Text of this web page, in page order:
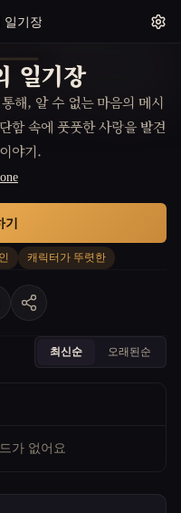
일기장
일기장
해, 알 수 없는 마음의 메시
함 속에 풋풋한 사랑을 발견
야기.
캐릭터가 뚜렷한
기
최신순 오래된순
가 없어요